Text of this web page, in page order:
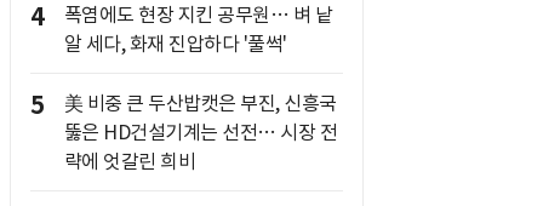
4
폭염에도 현장 지킨 공무원… 벼 낱
알 세다, 화재 진압하다 '풀썩'
5
美 비중 큰 두산밥캣은 부진, 신흥국
뚫은 HD건설기계는 선전… 시장 전
략에 엇갈린 희비